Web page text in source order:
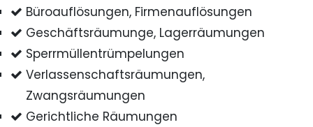
Büroauflösungen, Firmenauflösungen
Geschäftsräumunge, Lagerräumungen
Sperrmüllentrümpelungen
Verlassenschaftsräumungen,
Zwangsräumungen
Gerichtliche Räumungen